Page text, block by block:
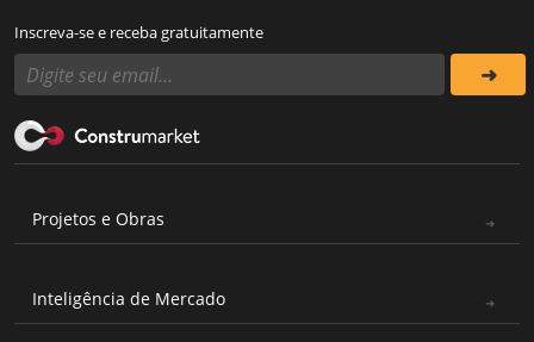
Inscreva-se e receba gratuitamente
Projetos e Obras
Inteligência de Mercado